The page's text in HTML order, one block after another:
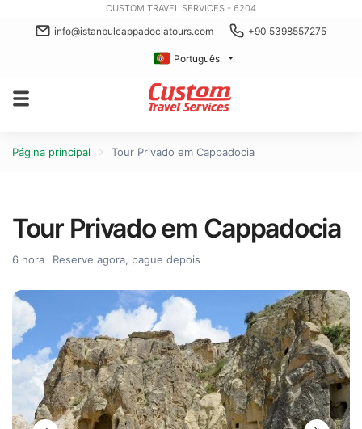
CUSTOM TRAVEL SERVICES - 6204
info@istanbulcappadociatours.com +90 5398557275
Português
Página principal Tour Privado em Cappadocia
Tour Privado em Cappadocia
6 hora Reserve agora, pague depois